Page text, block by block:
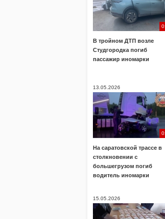
В тройном ДТП возле
Студгородка погиб
пассажир иномарки
13.05.2026
На саратовской трассе в
столкновении с
большегрузом погиб
водитель иномарки
15.05.2026